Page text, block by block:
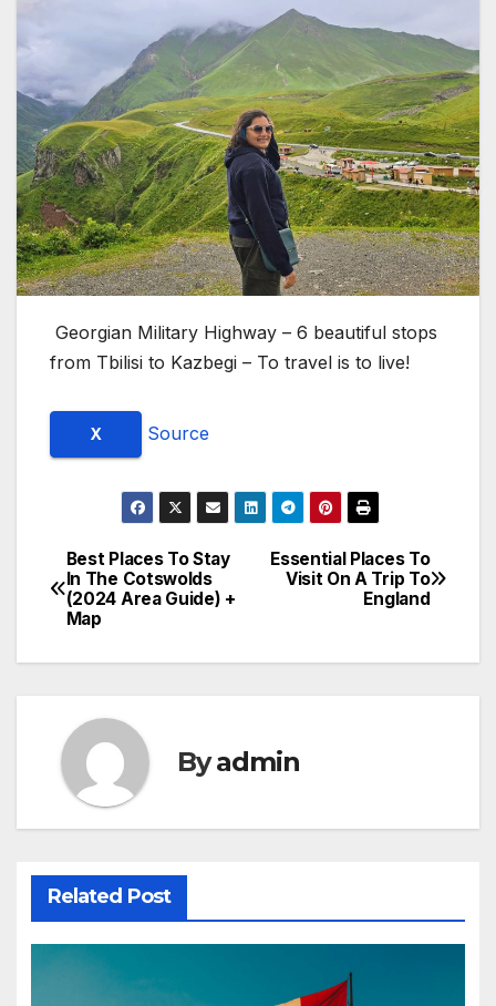
Georgian Military Highway – 6 beautiful stops
from Tbilisi to Kazbegi – To travel is to live!
X Source
Post
navigation
Essential Places To
Visit On A Trip To
England
Best Places To Stay
In The Cotswolds
(2024 Area Guide) +
Map
Byadmin
Related Post